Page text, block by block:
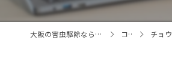
大阪の害虫駆除なら大阪西武消毒株式会社 コラム チョウバエ